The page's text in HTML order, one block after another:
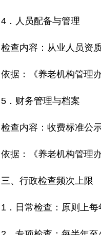
4． 人员配备与管理
检查内容 ：从业人员资
依据 ：《养老机构管理
5． 财务管理与档案
检查内容：收费标准公
依据 ：《养老机构管理
三、 行政检查频次上限
1． 日常检查 ：原则上